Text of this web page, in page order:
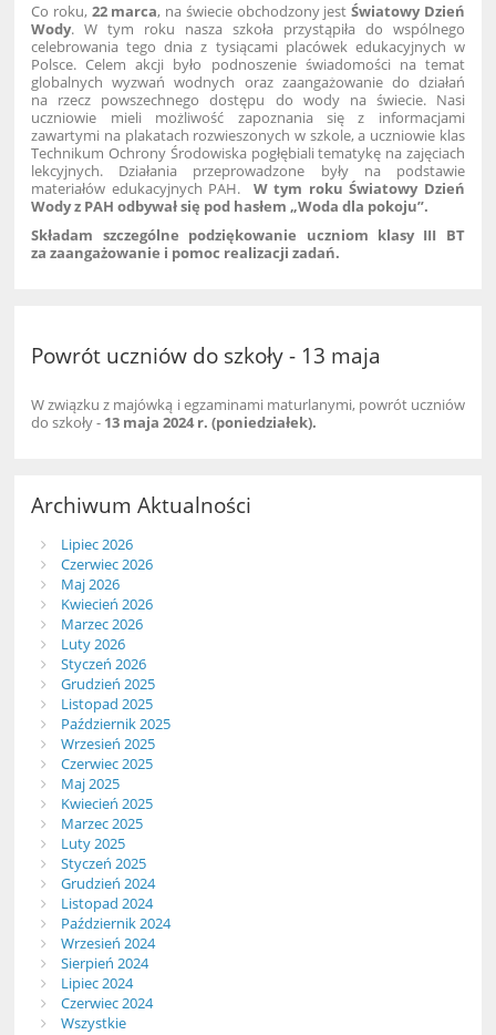
Co roku, 22 marca, na świecie obchodzony jest Światowy Dzień
Wody. W tym roku nasza szkoła przystąpiła do wspólnego
celebrowania tego dnia z tysiącami placówek edukacyjnych w
Polsce. Celem akcji było podnoszenie świadomości na temat
globalnych wyzwań wodnych oraz zaangażowanie do działań
na rzecz powszechnego dostępu do wody na świecie. Nasi
uczniowie mieli możliwość zapoznania się z informacjami
zawartymi na plakatach rozwieszonych w szkole, a uczniowie klas
Technikum Ochrony Środowiska pogłębiali tematykę na zajęciach
lekcyjnych. Działania przeprowadzone były na podstawie
materiałów edukacyjnych PAH. W tym roku Światowy Dzień
Wody z PAH odbywał się pod hasłem „Woda dla pokoju”.
Składam szczególne podziękowanie uczniom klasy III BT
za zaangażowanie i pomoc realizacji zadań.
Powrót uczniów do szkoły - 13 maja
W związku z majówką i egzaminami maturlanymi, powrót uczniów
do szkoły - 13 maja 2024 r. (poniedziałek).
Archiwum Aktualności
Lipiec 2026
Czerwiec 2026
Maj 2026
Kwiecień 2026
Marzec 2026
Luty 2026
Styczeń 2026
Grudzień 2025
Listopad 2025
Październik 2025
Wrzesień 2025
Czerwiec 2025
Maj 2025
Kwiecień 2025
Marzec 2025
Luty 2025
Styczeń 2025
Grudzień 2024
Listopad 2024
Październik 2024
Wrzesień 2024
Sierpień 2024
Lipiec 2024
Czerwiec 2024
Wszystkie